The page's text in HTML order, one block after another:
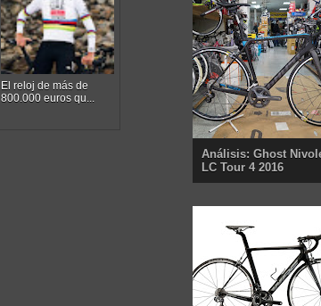
El reloj de más de
800.000 euros qu...
Análisis: Ghost
LC Tour 4 2016